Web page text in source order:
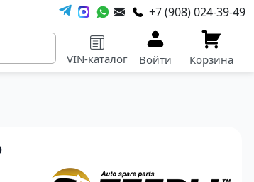
+7 (908) 024-39-49
VIN-каталог Войти Корзина